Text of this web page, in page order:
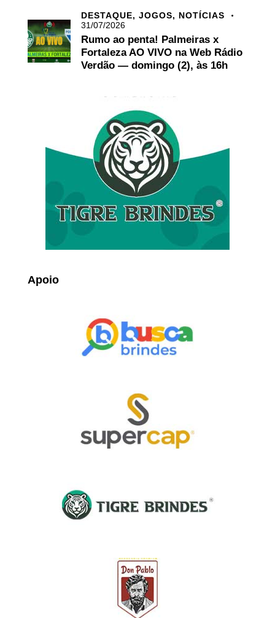
DESTAQUE, JOGOS, NOTÍCIAS
31/07/2026
Rumo ao penta! Palmeiras x
Fortaleza AO VIVO na Web Rádio
Verdão — domingo (2), às 16h
Apoio